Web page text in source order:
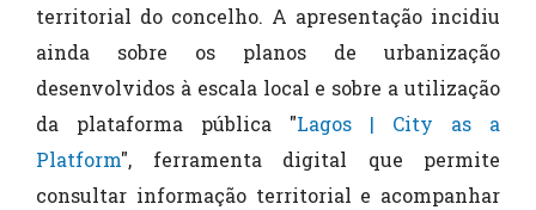
territorial do concelho. A apresentação incidiu
ainda sobre os planos de urbanização
desenvolvidos à escala local e sobre a utilização
da plataforma pública "Lagos | City as a
Platform", ferramenta digital que permite
consultar informação territorial e acompanhar